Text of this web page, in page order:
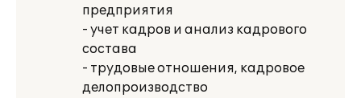
предприятия
- учет кадров и анализ кадрового
состава
- трудовые отношения, кадровое
делопроизводство